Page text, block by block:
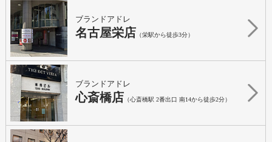
ブランドアドレ
名古屋栄店 （栄駅から徒歩3分）
ブランドアドレ
心斎橋店 （心斎橋駅 2番出口 南14から徒歩2分）